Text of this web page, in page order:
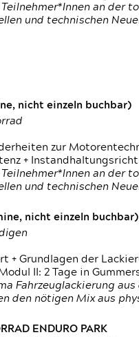
an
und technischen
nicht einzeln buchbar)
zur
+
an
und technischen
nicht einzeln buchbar)
+ Grundlagen der
II: 2 Tage in
Fahrzeuglackierung
den nötigen Mix aus
ENDURO PARK